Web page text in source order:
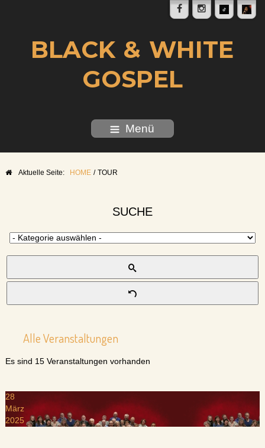
BLACK & WHITE
GOSPEL
Menü
Aktuelle Seite: HOME / TOUR
SUCHE
Alle Veranstaltungen
Es sind 15 Veranstaltungen vorhanden
28
März
2025